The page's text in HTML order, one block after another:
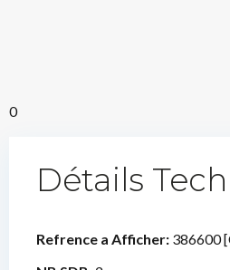
0
Détails
Refrence a Afficher: 386600